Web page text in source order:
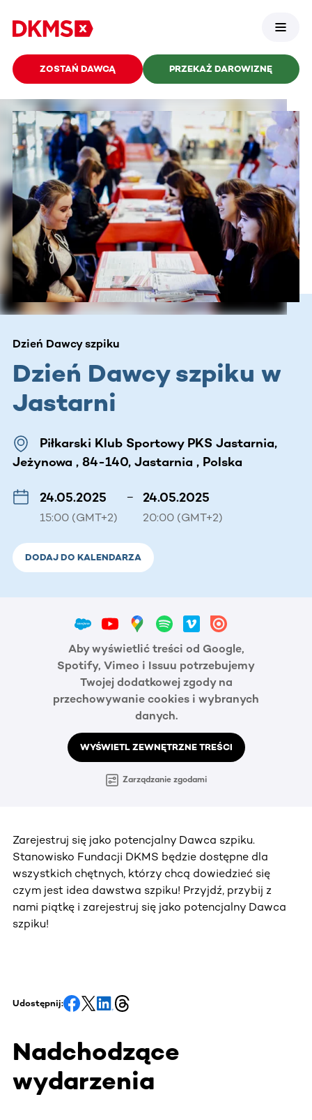
ZOSTAŃ DAWCĄ PRZEKAŻ DAROWIZNĘ
Dzień Dawcy szpiku
Dzień Dawcy szpiku w
Jastarni
Piłkarski Klub Sportowy PKS Jastarnia,
Jeżynowa , 84-140, Jastarnia , Polska
24.05.2025
15:00 (GMT+2)
– 24.05.2025
20:00 (GMT+2)
DODAJ DO KALENDARZA
Aby wyświetlić treści od Google,
Spotify, Vimeo i Issuu potrzebujemy
Twojej dodatkowej zgody na
przechowywanie cookies i wybranych
danych.
WYŚWIETL ZEWNĘTRZNE TREŚCI
Zarządzanie zgodami
Zarejestruj się jako potencjalny Dawca szpiku.
Stanowisko Fundacji DKMS będzie dostępne dla
wszystkich chętnych, którzy chcą dowiedzieć się
czym jest idea dawstwa szpiku! Przyjdź, przybij z
nami piątkę i zarejestruj się jako potencjalny Dawca
szpiku!
Udostępnij:
Nadchodzące
wydarzenia